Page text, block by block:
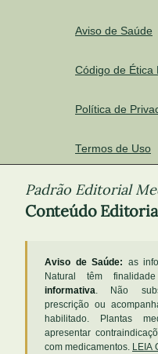
Aviso de Saúde
Código de Ética
Política de
Termos de Uso
Padrão Editorial
Conteúdo
Aviso de Saúde: as
Natural têm
informativa. Não
prescrição ou
habilitado. Plantas
apresentar
com medicamentos. LEIA